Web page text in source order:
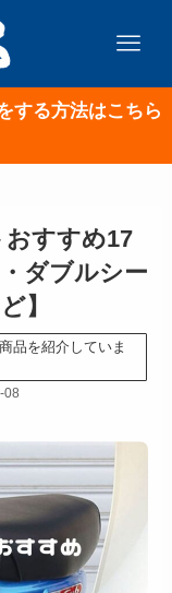
する方法はこちら
すすめ17
ダブルシー
】
品を紹介していま
08